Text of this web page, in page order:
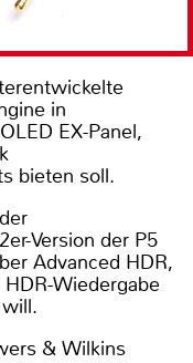
in
EX-Panel,
bieten soll.
Version der P5
Advanced HDR,
Wiedergabe
& Wilkins